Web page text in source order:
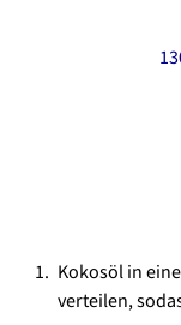
Kokosöl in
verteilen,